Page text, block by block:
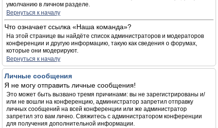
умолчанию в личном разделе.
Вернуться к началу
Что означает ссылка «Наша команда»?
На этой странице вы найдёте список администраторов и модераторов
конференции и другую информацию, такую как сведения о форумах,
которые они модерируют.
Вернуться к началу
Личные сообщения
Я не могу отправить личные сообщения!
Это может быть вызвано тремя причинами: вы не зарегистрированы и/
или не вошли на конференцию, администратор запретил отправку
личных сообщений на всей конференции или же администратор
запретил это вам лично. Свяжитесь с администратором конференции
для получения дополнительной информации.